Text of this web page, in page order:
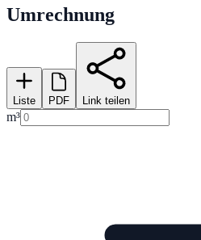
Umrechnung
Liste PDF Link teilen
m³